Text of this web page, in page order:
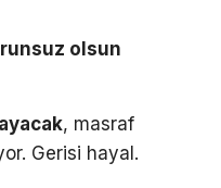
olsun
, masraf
Gerisi hayal.